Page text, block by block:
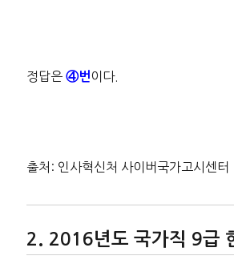
정답은④번 이다.
출처: 인사혁신처 사이버국가고시센터
2016년도 국가직 9급